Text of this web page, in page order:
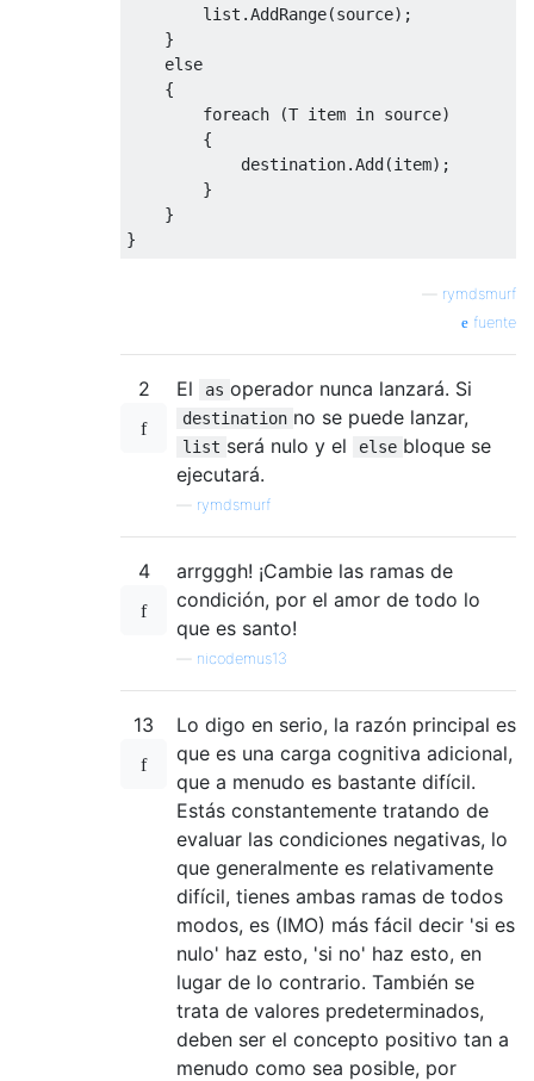
list .AddRange(source);
}
else
{
foreach
(T item in source)
{
            destination
.Add(item);
}
}
}
rymdsmurf
fuente
2 El as operador nunca lanzará. Si
destination no se puede lanzar,
list será nulo y el else bloque se
ejecutará.
rymdsmurf
4
arrgggh! ¡Cambie las ramas de
condición, por el amor de todo lo
que es santo!
nicodemus13
13
Lo digo en serio, la razón principal es
que es una carga cognitiva adicional,
que a menudo es bastante difícil.
Estás constantemente tratando de
evaluar las condiciones negativas, lo
que generalmente es relativamente
difícil, tienes ambas ramas de todos
modos, es (IMO) más fácil decir 'si es
nulo' haz esto, 'si no' haz esto, en
lugar de lo contrario. También se
trata de valores predeterminados,
deben ser el concepto positivo tan a
menudo como sea posible, por